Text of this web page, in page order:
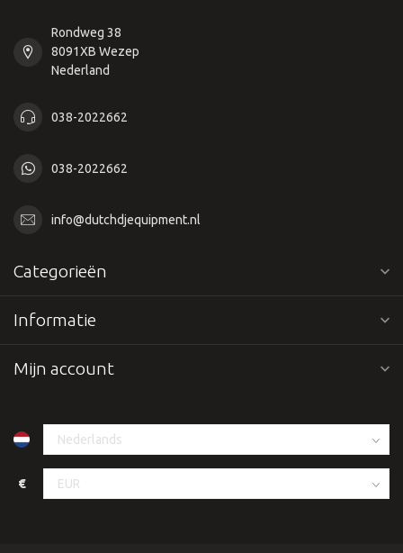
Rondweg 38
8091XB Wezep
Nederland
038-2022662
038-2022662
info@dutchdjequipment.nl
Categorieën
Informatie
Mijn account
€